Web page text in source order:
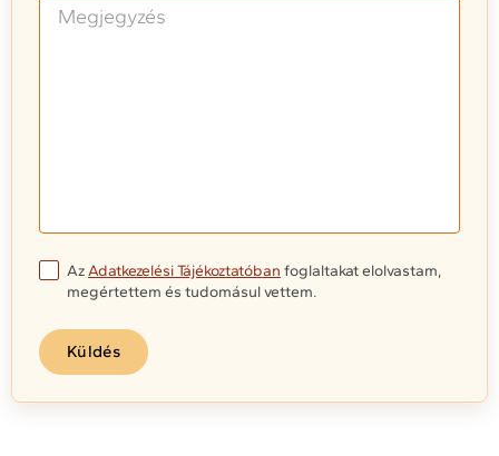
AzAdatkezelési Tájékoztatóban foglaltakat elolvastam,
megértettem és tudomásul vettem.
Küldés